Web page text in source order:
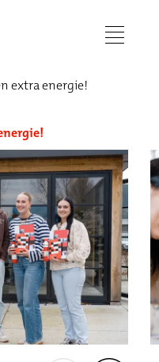
menu
extra energie!